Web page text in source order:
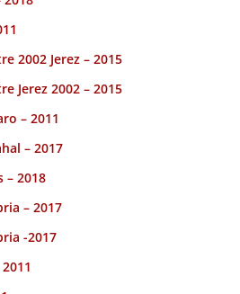
2002 Jerez – 2015
Jerez 2002 – 2015
– 2011
– 2017
– 2018
– 2017
-2017